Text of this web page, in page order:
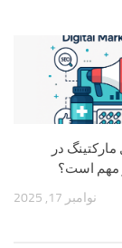
مارکتینگ در
مهم است؟
نوامبر 17, 2025